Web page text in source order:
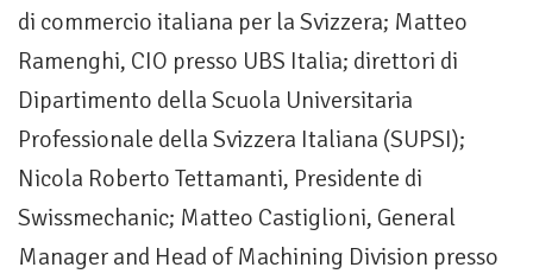
di commercio italiana per la Svizzera; Matteo
Ramenghi, CIO presso UBS Italia; direttori di
Dipartimento della Scuola Universitaria
Professionale della Svizzera Italiana (SUPSI);
Nicola Roberto Tettamanti, Presidente di
Swissmechanic; Matteo Castiglioni, General
Manager and Head of Machining Division presso